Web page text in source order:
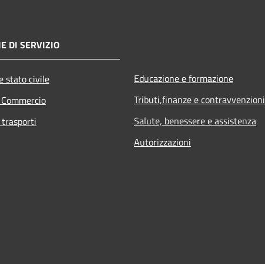
DI SERVIZIO
stato civile
Educazione e formazione
Tributi,finanze e contravvenzioni
Salute, benessere e assistenza
Autorizzazioni